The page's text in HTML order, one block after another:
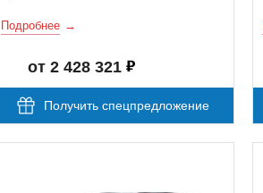
Подробнее
от 2 428 321
Получить спецпредложение